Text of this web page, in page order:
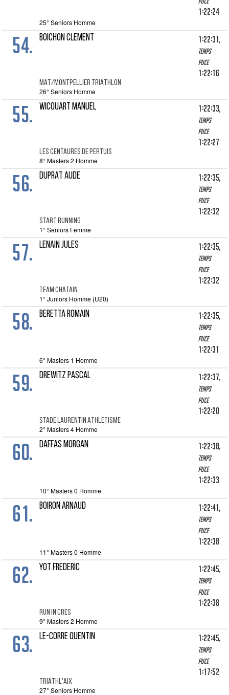
1:22:24
25° Seniors Homme
54. BOICHON CLEMENT
MAT/MONTPELLIER TRIATHLON
1:22:31,
Temps
puce
1:22:16
26° Seniors Homme
55. WICQUART MANUEL
LES CENTAURES DE PERTUIS
1:22:33,
Temps
puce
1:22:27
8° Masters 2 Homme
56. DUPRAT AUDE
START RUNNING
1:22:35,
Temps
puce
1:22:32
1° Seniors Femme
57. LENAIN JULES
TEAM CHATAIN
1:22:35,
Temps
puce
1:22:32
1° Juniors Homme (U20)
58. BERETTA ROMAIN 1:22:35,
Temps
puce
1:22:31
6° Masters 1 Homme
59. DREWITZ PASCAL
STADE LAURENTIN ATHLETISME
1:22:37,
Temps
puce
1:22:20
2° Masters 4 Homme
60. DAFFAS MORGAN 1:22:38,
Temps
puce
1:22:33
10° Masters 0 Homme
61. BOIRON ARNAUD 1:22:41,
Temps
puce
1:22:38
11° Masters 0 Homme
62. YOT FREDERIC
RUN IN CRES
1:22:45,
Temps
puce
1:22:38
9° Masters 2 Homme
63. LE-CORRE QUENTIN
TRIATHL'AIX
1:22:45,
Temps
puce
1:17:52
27° Seniors Homme